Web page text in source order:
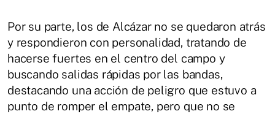
Por su parte, los de Alcázar no se quedaron atrás
y respondieron con personalidad, tratando de
hacerse fuertes en el centro del campo y
buscando salidas rápidas por las bandas,
destacando una acción de peligro que estuvo a
punto de romper el empate, pero que no se